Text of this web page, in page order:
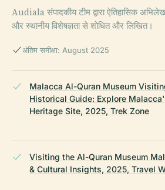
Audiala संपादकीय टीम द्वारा ऐतिहासिक
और स्थानीय विशेषज्ञता से शोधित और लिखित।
अंतिम समीक्षा: August 2025
Malacca Al-Quran Museum
Historical Guide: Explore
Heritage Site, 2025, Trek Zone
Visiting the Al-Quran Museum
& Cultural Insights, 2025, Travel